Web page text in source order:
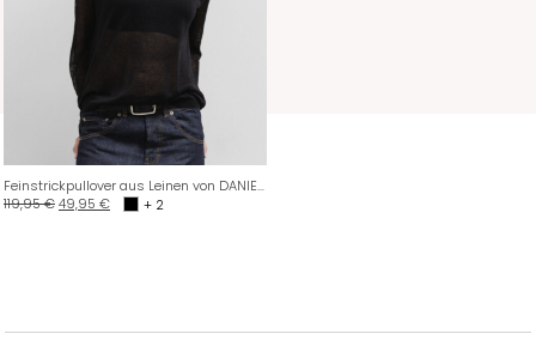
Feinstrickpullover aus Leinen von DANIELS
119,95€49,95 € + 2